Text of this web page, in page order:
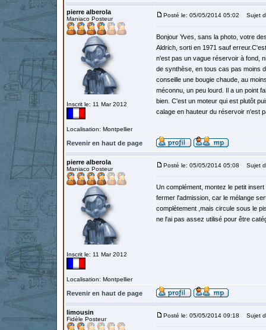
pierre alberola
Maniaco Posteur
Inscrit le: 11 Mar 2012
Localisation: Montpellier
Posté le: 05/05/2014 05:02 Sujet
Bonjour Yves, sans la photo, votre
Aldrich, sorti en 1971 sauf
n'est pas un vague réservoir à fond,
de synthèse, en tous cas pas moins
conseille une bougie chaude, au
méconnu, un peu lourd. Il a un point
bien. C'est un moteur qui est plutôt
calage en hauteur du réservoir n'est
Revenir en haut de page
pierre alberola
Maniaco Posteur
Inscrit le: 11 Mar 2012
Localisation: Montpellier
Posté le: 05/05/2014 05:08 Sujet
Un complément, montez le petit
fermer l'admission, car le mélange
complètement ,mais circule sous le
ne l'ai pas assez utilisé pour être
Revenir en haut de page
limousin
Fidèle Posteur
Posté le: 05/05/2014 09:18 Sujet